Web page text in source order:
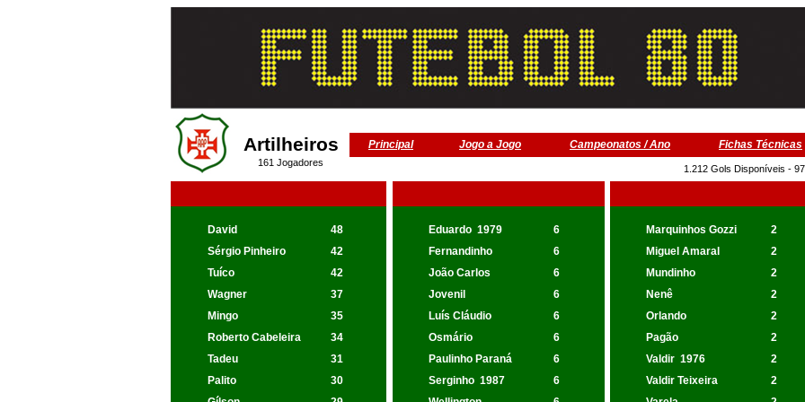
Artilheiros Principal Jogo a Jogo Campeonatos / Ano Fichas Técnicas
161 Jogadores
1.212 Gols Disponíveis -
David 48 Eduardo 1979 6 Marquinhos Gozzi
2
Sérgio Pinheiro
42 Fernandinho 6 Miguel Amaral
2
Tuíco
42 João Carlos 6 Mundinho
2
Wagner
37 Jovenil 6 Nenê
2
Mingo
35 Luís Cláudio 6 Orlando
2
Roberto Cabeleira
34 Osmário 6 Pagão
2
Tadeu
31 Paulinho Paraná 6 Valdir 1976
2
Palito
30 Serginho 1987 6 Valdir Teixeira
2